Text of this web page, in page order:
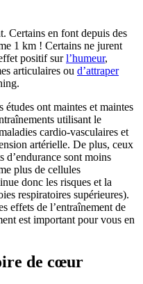
Certains en font depuis des
1 km ! Certains ne jurent
positif surl’humeur,
articulaires ou d’attraper
ont maintes et maintes
utilisant le
cardio-vasculaires et
artérielle. De plus, ceux
d’endurance sont moins
plus de cellules
donc les risques et la
respiratoires supérieures).
effets de l’entraînement de
est important pour vous en
de cœur